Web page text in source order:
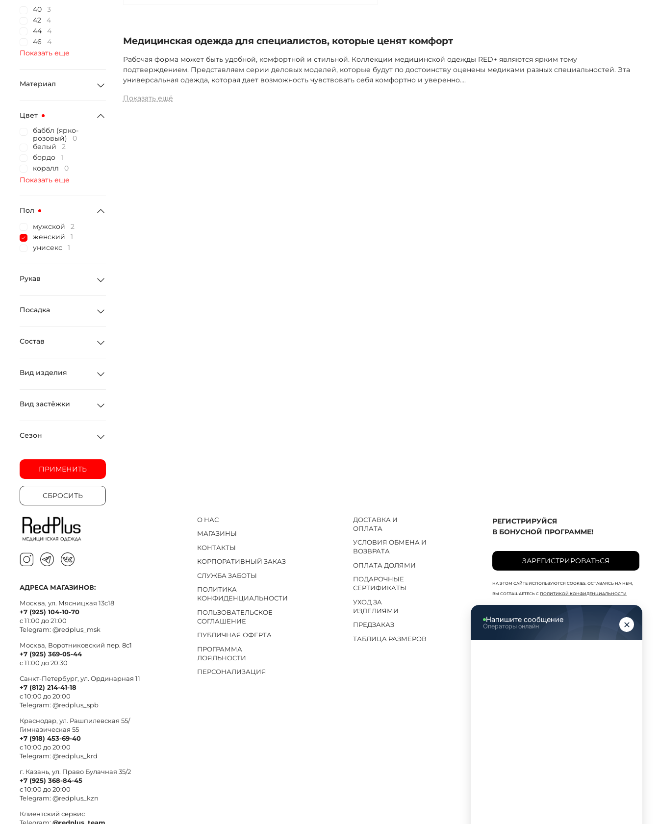
Медицинская одежда для специалистов, которые ценят комфорт
Рабочая форма может быть удобной, комфортной и стильной. Коллекции медицинской одежды RED+ являются ярким тому
подтверждением. Представляем серии деловых моделей, которые будут по достоинству оценены медиками разных специальностей. Эта
универсальная одежда, которая дает возможность чувствовать себя комфортно и уверенно....
Показать ещё
40
3
42
4
44
4
46
4
Показать еще
Материал
Цвет
баббл (ярко-
розовый)
0
белый
2
бордо
1
коралл
0
Показать еще
Пол
мужской
2
женский
1
унисекс
1
Рукав
Посадка
Состав
Вид изделия
Вид застёжки
Сезон
ПРИМЕНИТЬ
СБРОСИТЬ
О НАС
МАГАЗИНЫ
КОНТАКТЫ
КОРПОРАТИВНЫЙ ЗАКАЗ
СЛУЖБА ЗАБОТЫ
ПОЛИТИКА
КОНФИДЕНЦИАЛЬНОСТИ
ПОЛЬЗОВАТЕЛЬСКОЕ
СОГЛАШЕНИЕ
ПУБЛИЧНАЯ ОФЕРТА
ПРОГРАММА
ЛОЯЛЬНОСТИ
ПЕРСОНАЛИЗАЦИЯ
ДОСТАВКА И
ОПЛАТА
УСЛОВИЯ ОБМЕНА И
ВОЗВРАТА
ОПЛАТА ДОЛЯМИ
ПОДАРОЧНЫЕ
СЕРТИФИКАТЫ
УХОД ЗА
ИЗДЕЛИЯМИ
ПРЕДЗАКАЗ
ТАБЛИЦА РАЗМЕРОВ
РЕГИСТРИРУЙСЯ
В БОНУСНОЙ ПРОГРАММЕ!
ЗАРЕГИСТРИРОВАТЬСЯ
НА ЭТОМ САЙТЕ ИСПОЛЬЗУЮТСЯ COOKIES. ОСТАВАЯСЬ НА НЕМ,
ВЫ СОГЛАШАЕТЕСЬ С ПОЛИТИКОЙ КОНФИДЕНЦИАЛЬНОСТИ
АДРЕСА МАГАЗИНОВ:
Москва, ул. Мясницкая 13с18
+7 (925) 104-10-70
с 11:00 до 21:00
Telegram: @redplus_msk
Москва, Воротниковский пер. 8c1
+7 (925) 369-05-44
с 11:00 до 20:30
Санкт-Петербург, ул. Ординарная 11
+7 (812) 214-41-18
с 10:00 до 20:00
Telegram: @redplus_spb
Краснодар, ул. Рашпилевская 55/
Гимназическая 55
+7 (918) 453-69-40
с 10:00 до 20:00
Telegram: @redplus_krd
г. Казань, ул. Право Булачная 35/2
+7 (925) 368-84-45
с 10:00 до 20:00
Telegram: @redplus_kzn
Клиентский сервис